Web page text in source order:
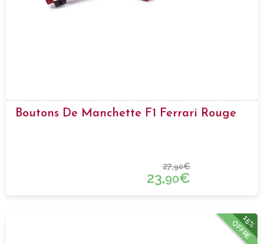
Boutons De Manchette F1 Ferrari Rouge
27,90€
23,90€
15%
OFFRE